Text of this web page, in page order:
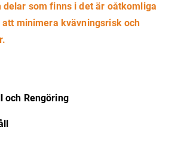
delar som finns i det är oåtkomliga
minimera kvävningsrisk och
och Rengöring